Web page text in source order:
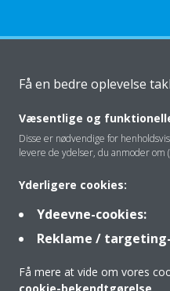
Klimaløsning
Kontakt
Produkter
Få en bedre oplevelse
Væsentlige og
Disse er nødvendige for
levere de ydelser, du anmoder om
Yderligere cookies:
Ydeevne-cookies:
Reklame /
Få mere at vide om vores